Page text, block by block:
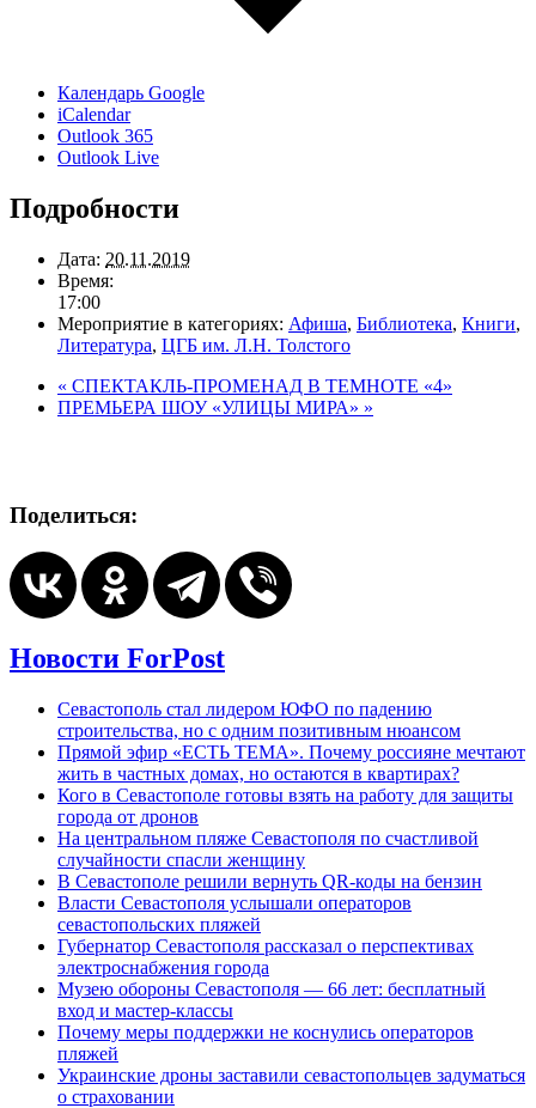
Календарь Google
iCalendar
Outlook 365
Outlook Live
Подробности
Дата: 20.11.2019
Время:
17:00
Мероприятие в категориях: Афиша, Библиотека, Книги,
Литература, ЦГБ им. Л.Н. Толстого
« СПЕКТАКЛЬ-ПРОМЕНАД В ТЕМНОТЕ «4»
ПРЕМЬЕРА ШОУ «УЛИЦЫ МИРА» »
Поделиться:
Новости ForPost
Севастополь стал лидером ЮФО по падению
строительства, но с одним позитивным нюансом
Прямой эфир «ЕСТЬ ТЕМА». Почему россияне мечтают
жить в частных домах, но остаются в квартирах?
Кого в Севастополе готовы взять на работу для защиты
города от дронов
На центральном пляже Севастополя по счастливой
случайности спасли женщину
В Севастополе решили вернуть QR-коды на бензин
Власти Севастополя услышали операторов
севастопольских пляжей
Губернатор Севастополя рассказал о перспективах
электроснабжения города
Музею обороны Севастополя — 66 лет: бесплатный
вход и мастер-классы
Почему меры поддержки не коснулись операторов
пляжей
Украинские дроны заставили севастопольцев задуматься
о страховании